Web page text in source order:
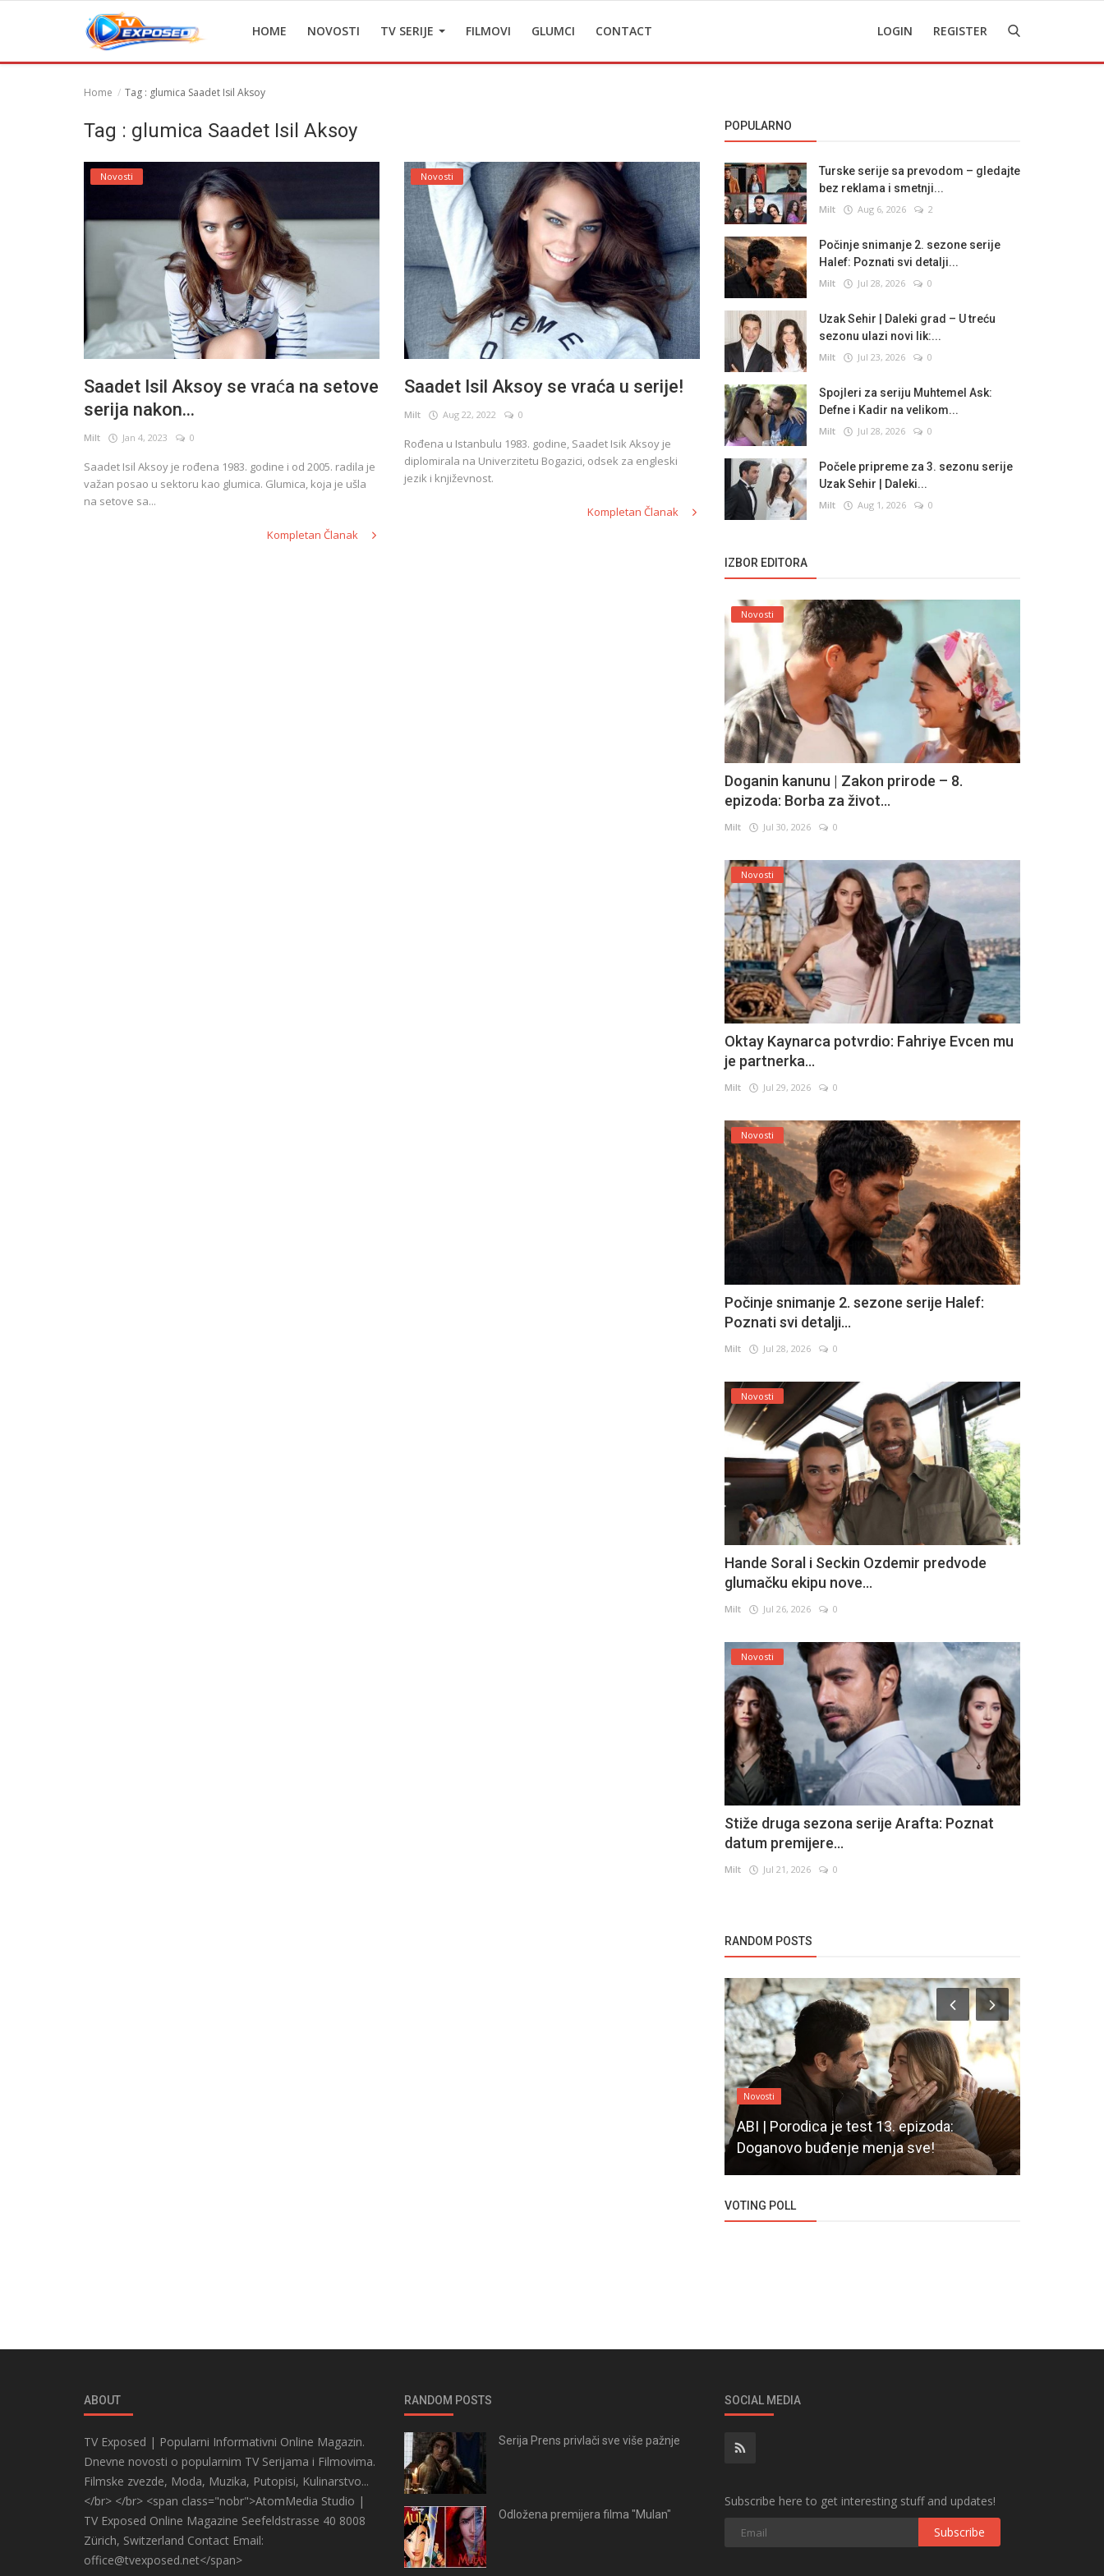
HOME NOVOSTI TV SERIJE FILMOVI GLUMCI CONTACT LOGIN REGISTER
Home Tag : glumica Saadet Isil Aksoy
Tag : glumica Saadet Isil Aksoy
Novosti
Saadet Isil Aksoy se vraća na setove
serija nakon...
Milt Jan 4, 2023 0
Saadet Isil Aksoy je rođena 1983. godine i od 2005. radila je
važan posao u sektoru kao glumica. Glumica, koja je ušla
na setove sa...
Kompletan Članak
Novosti
Saadet Isil Aksoy se vraća u serije!
Milt Aug 22, 2022 0
Rođena u Istanbulu 1983. godine, Saadet Isik Aksoy je
diplomirala na Univerzitetu Bogazici, odsek za engleski
jezik i književnost.
Kompletan Članak
POPULARNO
Turske serije sa prevodom – gledajte
bez reklama i smetnji...
Milt Aug 6, 2026 2
Počinje snimanje 2. sezone serije
Halef: Poznati svi detalji...
Milt Jul 28, 2026 0
Uzak Sehir | Daleki grad – U treću
sezonu ulazi novi lik:...
Milt Jul 23, 2026 0
Spojleri za seriju Muhtemel Ask:
Defne i Kadir na velikom...
Milt Jul 28, 2026 0
Počele pripreme za 3. sezonu serije
Uzak Sehir | Daleki...
Milt Aug 1, 2026 0
IZBOR EDITORA
Novosti
Doganin kanunu | Zakon prirode – 8.
epizoda: Borba za život...
Milt Jul 30, 2026 0
Novosti
Oktay Kaynarca potvrdio: Fahriye Evcen mu
je partnerka...
Milt Jul 29, 2026 0
Novosti
Počinje snimanje 2. sezone serije Halef:
Poznati svi detalji...
Milt Jul 28, 2026 0
Novosti
Hande Soral i Seckin Ozdemir predvode
glumačku ekipu nove...
Milt Jul 26, 2026 0
Novosti
Stiže druga sezona serije Arafta: Poznat
datum premijere...
Milt Jul 21, 2026 0
RANDOM POSTS
Novosti
ABI | Porodica je test 13. epizoda:
Doganovo buđenje menja sve!
VOTING POLL
ABOUT
TV Exposed | Popularni Informativni Online Magazin.
Dnevne novosti o popularnim TV Serijama i Filmovima.
Filmske zvezde, Moda, Muzika, Putopisi, Kulinarstvo...
</br> </br> <span class="nobr">AtomMedia Studio |
TV Exposed Online Magazine Seefeldstrasse 40 8008
Zürich, Switzerland Contact Email:
office@tvexposed.net</span>
RANDOM POSTS
Serija Prens privlači sve više pažnje
Odložena premijera filma "Mulan"
SOCIAL MEDIA
Subscribe here to get interesting stuff and updates!
Subscribe